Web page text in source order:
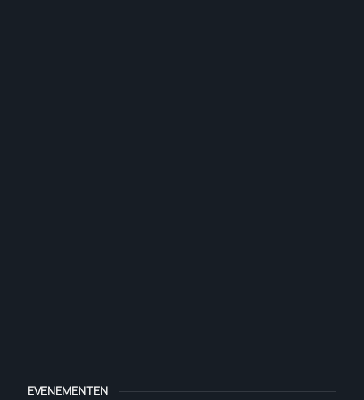
EVENEMENTEN